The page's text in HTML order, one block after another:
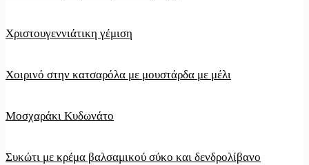
Χριστουγεννιάτικη γέμιση
Χοιρινό στην κατσαρόλα με μουστάρδα με μέλι
Μοσχαράκι Κυδωνάτο
Συκώτι με κρέμα βαλσαμικού σύκο και δενδρολίβανο